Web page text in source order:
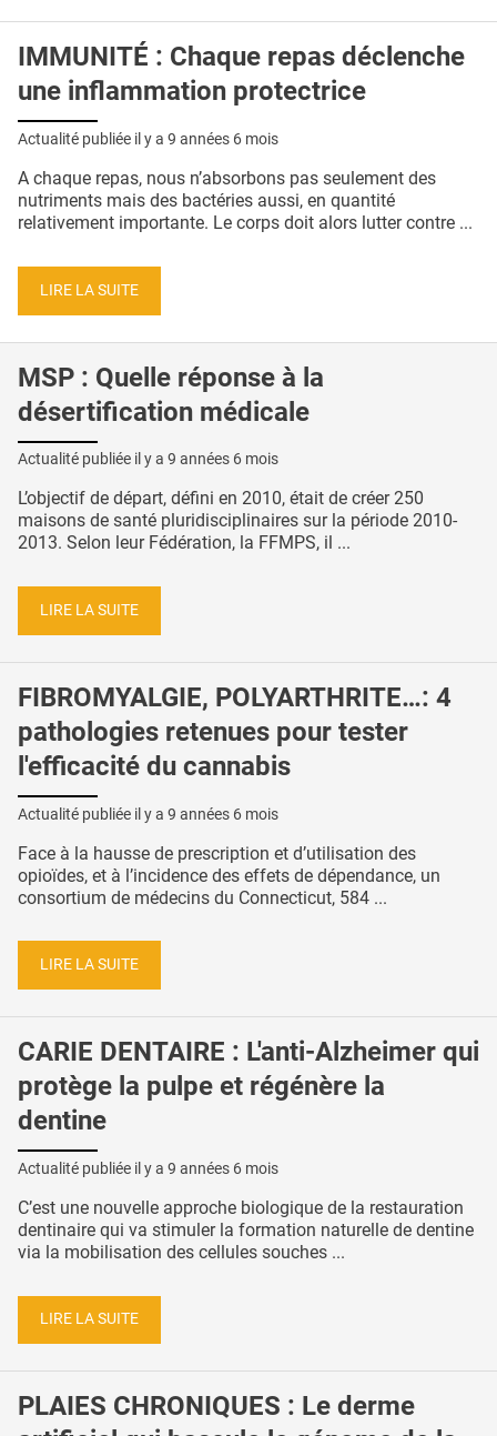
IMMUNITÉ : Chaque repas déclenche
une inflammation protectrice
Actualité publiée il y a 9 années 6 mois
A chaque repas, nous n’absorbons pas seulement des
nutriments mais des bactéries aussi, en quantité
relativement importante. Le corps doit alors lutter contre ...
LIRE LA SUITE
MSP : Quelle réponse à la
désertification médicale
Actualité publiée il y a 9 années 6 mois
L’objectif de départ, défini en 2010, était de créer 250
maisons de santé pluridisciplinaires sur la période 2010-
2013. Selon leur Fédération, la FFMPS, il ...
LIRE LA SUITE
FIBROMYALGIE, POLYARTHRITE…: 4
pathologies retenues pour tester
l'efficacité du cannabis
Actualité publiée il y a 9 années 6 mois
Face à la hausse de prescription et d’utilisation des
opioïdes, et à l’incidence des effets de dépendance, un
consortium de médecins du Connecticut, 584 ...
LIRE LA SUITE
CARIE DENTAIRE : L'anti-Alzheimer qui
protège la pulpe et régénère la
dentine
Actualité publiée il y a 9 années 6 mois
C’est une nouvelle approche biologique de la restauration
dentinaire qui va stimuler la formation naturelle de dentine
via la mobilisation des cellules souches ...
LIRE LA SUITE
PLAIES CHRONIQUES : Le derme